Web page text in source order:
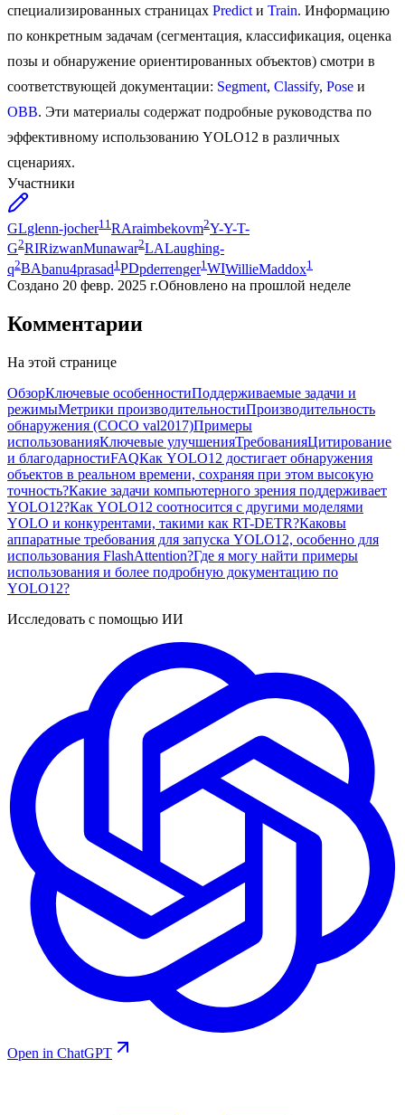
специализированных страницах Predict и Train. Информацию
по конкретным задачам (сегментация, классификация, оценка
позы и обнаружение ориентированных объектов) смотри в
соответствующей документации: Segment, Classify, Pose и
OBB. Эти материалы содержат подробные руководства по
эффективному использованию YOLO12 в различных
сценариях.
Участники
GLglenn-jocher11 RAraimbekovm2Y-Y-T-
G2RIRizwanMunawar2LALaughing-
q2BAbanu4prasad1 PDpderrenger1 WIWillieMaddox1
Создано 20 февр. 2025 г.Обновлено на прошлой неделе
Комментарии
На этой странице
ОбзорКлючевые особенностиПоддерживаемые задачи и
режимыМетрики производительностиПроизводительность
обнаружения (COCO val2017)Примеры
использованияКлючевые улучшенияТребованияЦитирование
и благодарностиFAQКак YOLO12 достигает обнаружения
объектов в реальном времени, сохраняя при этом высокую
точность?Какие задачи компьютерного зрения поддерживает
YOLO12?Как YOLO12 соотносится с другими моделями
YOLO и конкурентами, такими как RT-DETR?Каковы
аппаратные требования для запуска YOLO12, особенно для
использования FlashAttention?Где я могу найти примеры
использования и более подробную документацию по
YOLO12?
Исследовать с помощью ИИ
Open in ChatGPT